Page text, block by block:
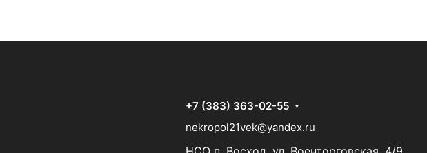
+7 (383) 363-02-55
nekropol21vek@yandex.ru